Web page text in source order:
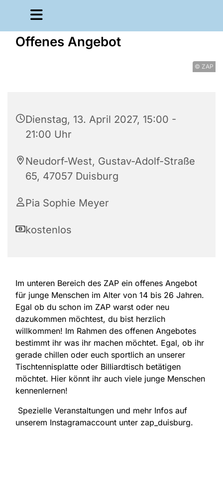
Offenes Angebot
© ZAP
Dienstag, 13. April 2027, 15:00 -
21:00 Uhr
Neudorf-West, Gustav-Adolf-Straße
65, 47057 Duisburg
Pia Sophie Meyer
kostenlos
Im unteren Bereich des ZAP ein offenes Angebot
für junge Menschen im Alter von 14 bis 26 Jahren.
Egal ob du schon im ZAP warst oder neu
dazukommen möchtest, du bist herzlich
willkommen! Im Rahmen des offenen Angebotes
bestimmt ihr was ihr machen möchtet. Egal, ob ihr
gerade chillen oder euch sportlich an unserer
Tischtennisplatte oder Billiardtisch betätigen
möchtet. Hier könnt ihr auch viele junge Menschen
kennenlernen!
Spezielle Veranstaltungen und mehr Infos auf
unserem Instagramaccount unter zap_duisburg.